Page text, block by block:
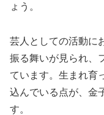
ょう。
芸人としての活動に
振る舞いが見られ、
ています。生まれ育
込んでいる点が、金
す。